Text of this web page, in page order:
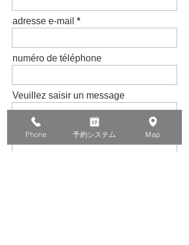
adresse e-mail
numéro de téléphone
Veuillez saisir un message
Phone 予約システム Map